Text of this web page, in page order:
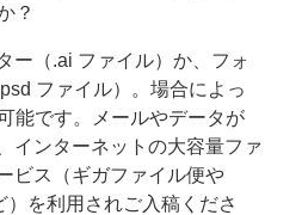
？
ー（.ai ファイル）か、フォ
ファイル）。場合によっ
能です。メールやデータが
インターネットの大容量ファ
ビス（ギガファイル便や
）を利用されご入稿くださ